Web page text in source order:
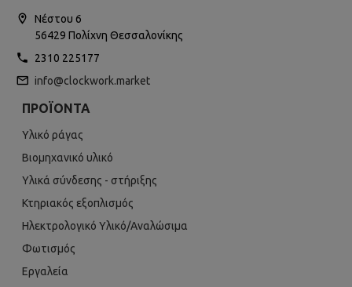
Νέστου 6
56429 Πολίχνη Θεσσαλονίκης
2310 225177
info@clockwork.market
ΠΡΟΪΌΝΤΑ
Υλικό ράγας
Βιομηχανικό υλικό
Υλικά σύνδεσης - στήριξης
Κτηριακός εξοπλισμός
Ηλεκτρολογικό Υλικό/Αναλώσιμα
Φωτισμός
Εργαλεία